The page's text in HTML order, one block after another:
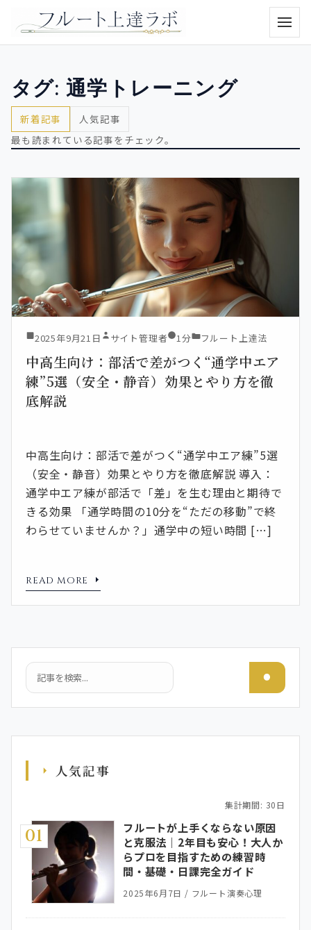
メニ
タグ: 通学トレーニング
新着記事
人気記事
最も読まれている記事をチェック。
2025年9月21日 サイト管理者 1分 フルート上達法
中高生向け：部活で差がつく“通学中エア
練”5選（安全・静音）効果とやり方を徹
底解説
中高生向け：部活で差がつく“通学中エア練”5選
（安全・静音）効果とやり方を徹底解説 導入：
通学中エア練が部活で「差」を生む理由と期待で
きる効果 「通学時間の10分を“ただの移動”で終
わらせていませんか？」通学中の短い時間 […]
READ MORE
検索
人気記事
集計期間: 30日
01
フルートが上手くならない原因
と克服法｜2年目も安心！大人か
らプロを目指すための練習時
間・基礎・日課完全ガイド
2025年6月7日 / フルート演奏心理